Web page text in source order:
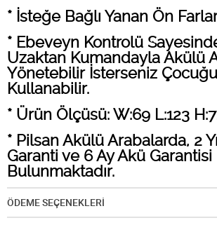
* İsteğe Bağlı Yanan Ön
* Ebeveyn Kontrolü
Uzaktan Kumandayla Akülü
Yönetebilir İsterseniz
Kullanabilir.
* Ürün Ölçüsü: W:69 L:123
* Pilsan Akülü Arabalarda, 2
Garanti ve 6 Ay Akü Garantisi
Bulunmaktadır.
ÖDEME SEÇENEKLERİ